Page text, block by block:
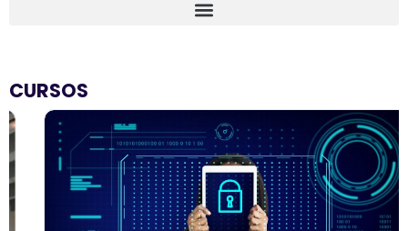
CURSOS